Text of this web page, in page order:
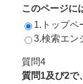
このページに
1.トップペ
3.検索エン
質問4
質問1及び2で